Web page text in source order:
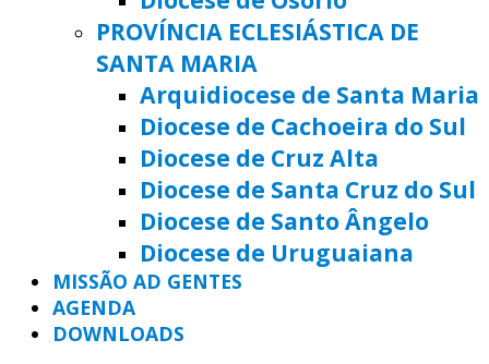
PROVÍNCIA ECLESIÁSTICA DE
SANTA MARIA
Arquidiocese de Santa Maria
Diocese de Cachoeira do Sul
Diocese de Cruz Alta
Diocese de Santa Cruz do Sul
Diocese de Santo Ângelo
Diocese de Uruguaiana
MISSÃO AD GENTES
AGENDA
DOWNLOADS